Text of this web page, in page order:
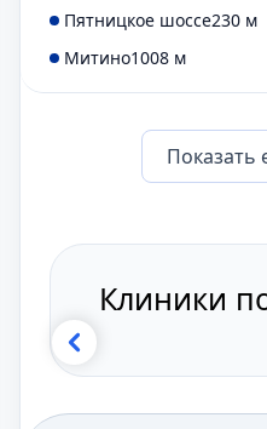
Пятницкое шоссе230 м
Митино1008 м
Показать
Клиники